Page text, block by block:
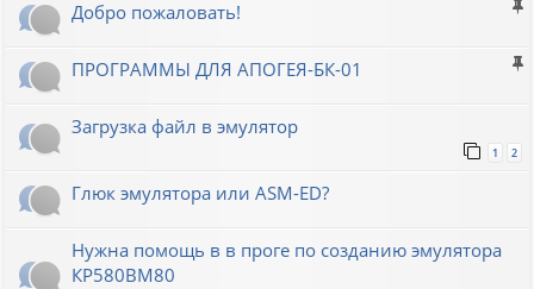
Добро пожаловать!
ПРОГРАММЫ ДЛЯ АПОГЕЯ-БК-01
Загрузка файл в эмулятор
1 2
Глюк эмулятора или ASM-ED?
Нужна помощь в в проге по созданию эмулятора
КР580ВМ80